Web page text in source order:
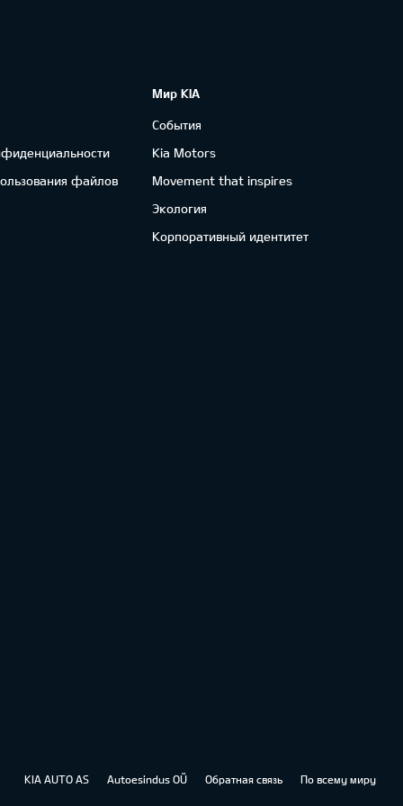
файлов
Мир KIA
События
Kia Motors
Movement that inspires
Экология
Корпоративный идентитет
KIA AUTO AS Autoesindus OÜ Обратная связь По всему миру